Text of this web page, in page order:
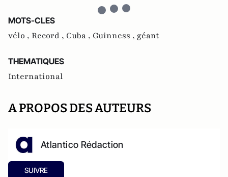
MOTS-CLES
vélo , Record , Cuba , Guinness , géant
THEMATIQUES
International
A PROPOS DES AUTEURS
Atlantico Rédaction
SUIVRE